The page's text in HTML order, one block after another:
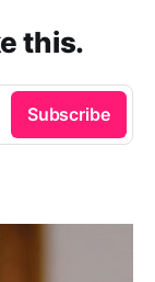
this.
Subscribe